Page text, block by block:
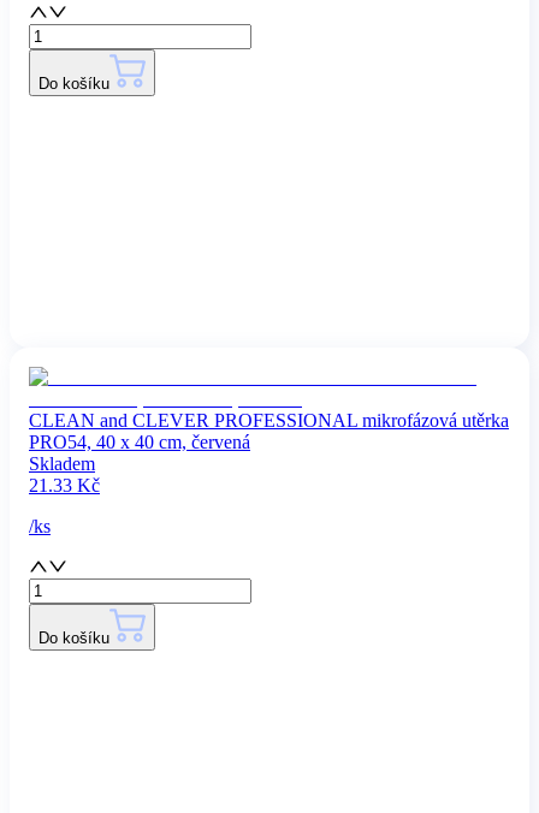
Do košíku
CLEAN and CLEVER PROFESSIONAL mikrofázová utěrka
PRO54, 40 x 40 cm, červená
Skladem
21.33 Kč
/ks
Do košíku